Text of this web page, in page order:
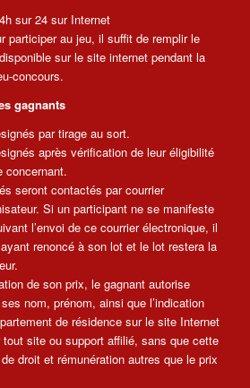
sur 24 sur Internet
participer au jeu, il suffit de remplir le
sur le site internet pendant la
concours.
gagnants
par tirage au sort.
après vérification de leur éligibilité
concernant.
seront contactés par courrier
Si un participant ne se manifeste
l’envoi de ce courrier électronique, il
renoncé à son lot et le lot restera la
de son prix, le gagnant autorise
nom, prénom, ainsi que l’indication
de résidence sur le site Internet
tout site ou support affilié, sans que cette
droit et rémunération autres que le prix